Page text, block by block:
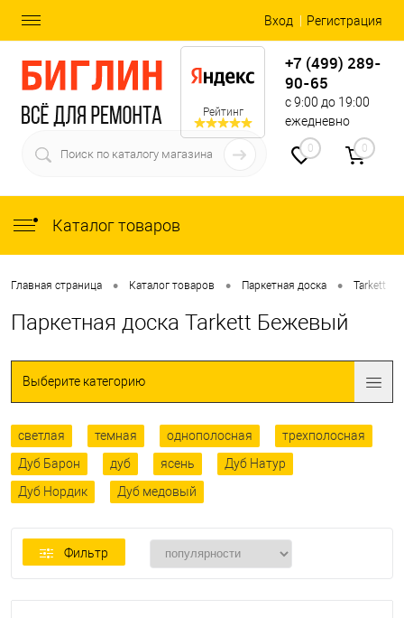
Вход Регистрация
Рейтинг
+7 (499) 289-
90-65
с 9:00 до 19:00
ежедневно
0 0
Каталог товаров
Главная страница • Каталог товаров • Паркетная доска • Tarkett
Паркетная доска Tarkett Бежевый
Выберите категорию
светлая темная однополосная
трехполосная
Дуб Барон
дуб ясень
Дуб Натур
Дуб Нордик
Дуб медовый
Фильтр